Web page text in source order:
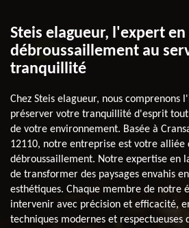
Steis elagueur, l'expert en
débroussaillement au
tranquillité
Chez Steis elagueur, nous comprenons
préserver votre tranquillité d'esprit
de votre environnement. Basée à
12110, notre entreprise est votre alliée
débroussaillement. Notre expertise en
de transformer des paysages envahis
esthétiques. Chaque membre de notre
intervenir avec précision et efficacité,
techniques modernes et respectueuses